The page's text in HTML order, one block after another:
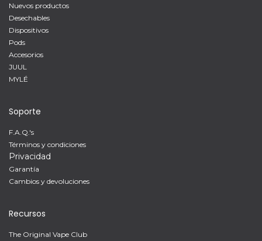
Nuevos productos
Desechables
Dispositivos
Pods
Accesorios
JUUL
MYLÉ
Soporte
F.A.Q.'s
Términos y condiciones
Privacidad
Garantía
Cambios y devoluciones
Recursos
The Original Vape Club